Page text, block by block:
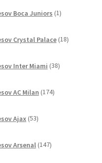
Boca Juniors 1izdelek
Crystal Palace 18izdelkov
Inter Miami 38izdelkov
AC Milan 174izdelkov
Ajax 53izdelkov
Arsenal 147izdelkov